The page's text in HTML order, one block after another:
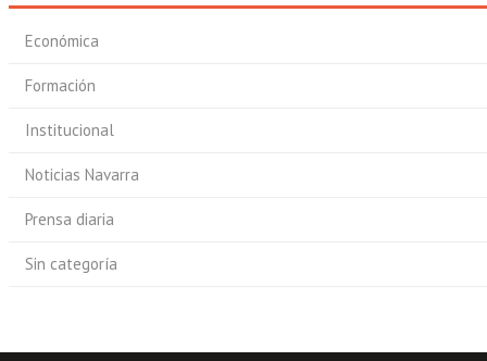
Económica
Formación
Institucional
Noticias Navarra
Prensa diaria
Sin categoría